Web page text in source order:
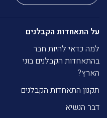
על התאחדות הקבלנים
למה כדאי להיות חבר
בהתאחדות הקבלנים בוני
הארץ?
תקנון התאחדות הקבלנים
דבר הנשיא